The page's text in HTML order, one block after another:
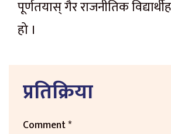
पूर्णतयास् गैर राजनीतिक
हो ।
प्रतिक्रिया
Comment*